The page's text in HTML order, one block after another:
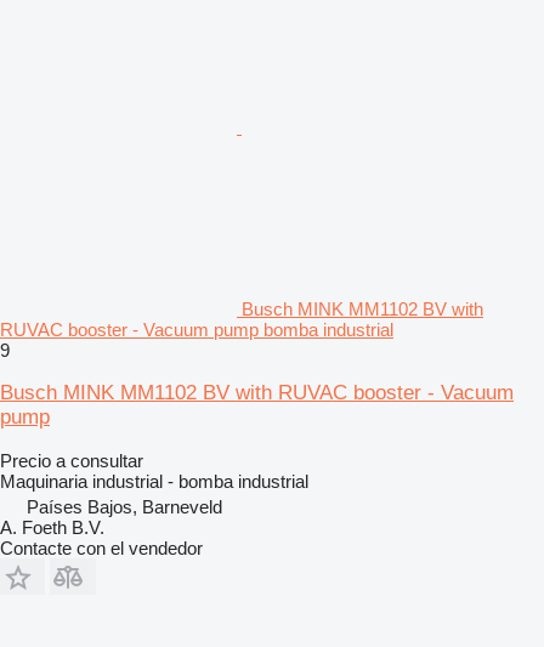
Busch MINK MM1102 BV with
RUVAC booster - Vacuum pump bomba industrial
9
Busch MINK MM1102 BV with RUVAC booster - Vacuum
pump
Precio a consultar
Maquinaria industrial - bomba industrial
Países Bajos, Barneveld
A. Foeth B.V.
Contacte con el vendedor